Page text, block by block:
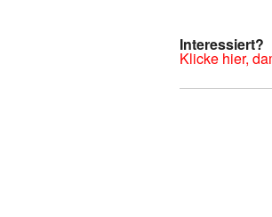
Interessiert?
Klicke hier,